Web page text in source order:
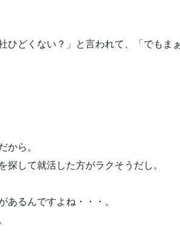
どくない？」と言われて、「でもま
から。
して就活した方がラクそうだし。
あるんですよね・・・。